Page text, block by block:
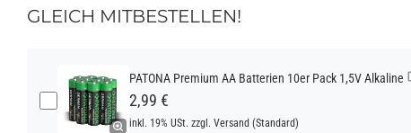
GLEICH MITBESTELLEN!
PATONA Premium AA Batterien 10er Pack 1,5V Alkaline
2,99 €
inkl. 19% USt. zzgl. Versand (Standard)